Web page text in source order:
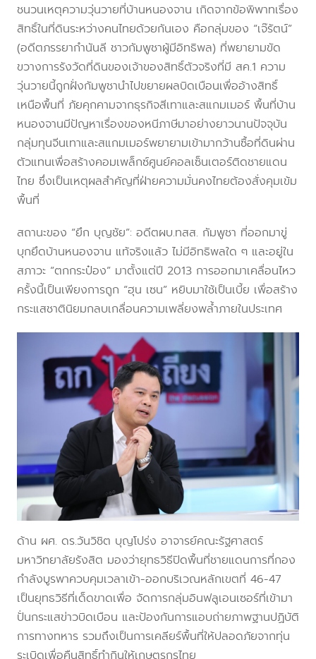
ชนวนเหตุความวุ่นวายที่บ้านหนองจาน เกิดจากข้อพิพาทเรื่อง
สิทธิ์ในที่ดินระหว่างคนไทยด้วยกันเอง คือกลุ่มของ “เจ๊รัตน์”
(อดีตภรรยากำนันลี ชาวกัมพูชาผู้มีอิทธิพล) ที่พยายามขัด
ขวางการรังวัดที่ดินของเจ้าของสิทธิ์ตัวจริงที่มี สค.1 ความ
วุ่นวายนี้ถูกฝั่งกัมพูชานำไปขยายผลบิดเบือนเพื่ออ้างสิทธิ์
เหนือพื้นที่ ภัยคุกคามจากธุรกิจสีเทาและสแกมเมอร์ พื้นที่บ้าน
หนองจานมีปัญหาเรื่องของหนีภาษีมาอย่างยาวนานปัจจุบัน
กลุ่มทุนจีนเทาและสแกมเมอร์พยายามเข้ามากว้านซื้อที่ดินผ่าน
ตัวแทนเพื่อสร้างคอมเพล็กซ์ศูนย์คอลเซ็นเตอร์ติดชายแดน
ไทย ซึ่งเป็นเหตุผลสำคัญที่ฝ่ายความมั่นคงไทยต้องสั่งคุมเข้ม
พื้นที่
สถานะของ “ยึก บุญชัย”: อดีตผบ.ทสส. กัมพูชา ที่ออกมาขู่
บุกยึดบ้านหนองจาน แท้จริงแล้ว ไม่มีอิทธิพลใด ๆ และอยู่ใน
สภาวะ “ตกกระป๋อง” มาตั้งแต่ปี 2013 การออกมาเคลื่อนไหว
ครั้งนี้เป็นเพียงการถูก “ฮุน เซน” หยิบมาใช้เป็นเบี้ย เพื่อสร้าง
กระแสชาตินิยมกลบเกลื่อนความเพลี่ยงพล้ำภายในประเทศ
ด้าน ผศ. ดร.วันวิชิต บุญโปร่ง อาจารย์คณะรัฐศาสตร์
มหาวิทยาลัยรังสิต มองว่ายุทธวิธีปิดพื้นที่ชายแดนการที่กอง
กำลังบูรพาควบคุมเวลาเข้า-ออกบริเวณหลักเขตที่ 46-47
เป็นยุทธวิธีที่เด็ดขาดเพื่อ จัดการกลุ่มอินฟลูเอนเซอร์ที่เข้ามา
ปั่นกระแสข่าวบิดเบือน และป้องกันการแอบถ่ายภาพฐานปฏิบัติ
การทางทหาร รวมถึงเป็นการเคลียร์พื้นที่ให้ปลอดภัยจากทุ่น
ระเบิดเพื่อคืนสิทธิ์ทำกินให้เกษตรกรไทย